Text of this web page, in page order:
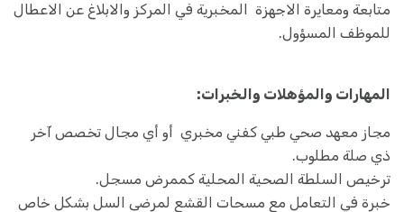
متابعة ومعايرة الاجهزة المخبرية في المركز والابلاغ عن الاعطال
للموظف المسؤول.
المهارات والمؤهلات والخبرات:
مجاز معهد صحي طبي كفني مخبري أو أي مجال تخصص آخر
ذي صلة مطلوب.
ترخيص السلطة الصحية المحلية كممرض مسجل.
خبرة في التعامل مع مسحات القشع لمرضى السل بشكل خاص